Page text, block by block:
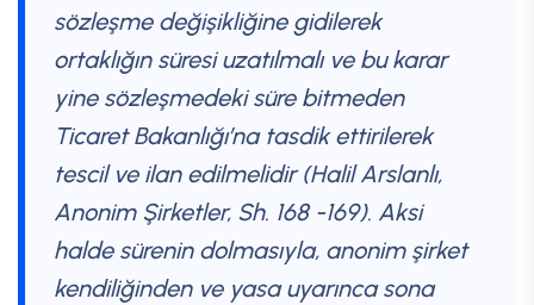
sözleşme değişikliğine gidilerek
ortaklığın süresi uzatılmalı ve bu karar
yine sözleşmedeki süre bitmeden
Ticaret Bakanlığı’na tasdik ettirilerek
tescil ve ilan edilmelidir (Halil Arslanlı,
Anonim Şirketler, Sh. 168 -169). Aksi
halde sürenin dolmasıyla, anonim şirket
kendiliğinden ve yasa uyarınca sona